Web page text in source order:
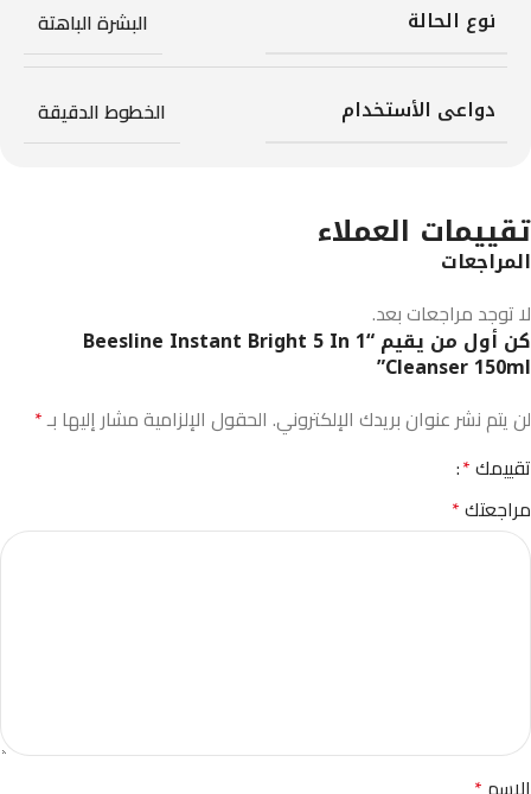
نوع الحالة البشرة الباهتة
دواعى الأستخدام الخطوط الدقيقة
تقييمات العملاء
المراجعات
لا توجد مراجعات بعد.
كن أول من يقيم “Beesline Instant Bright 5 In 1
Cleanser 150ml”
لن يتم نشر عنوان بريدك الإلكتروني. الحقول الإلزامية مشار إليها بـ*
تقييمك*
مراجعتك*